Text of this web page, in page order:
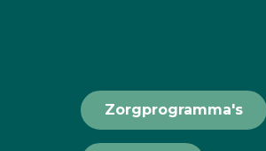
Zorgprogramma's